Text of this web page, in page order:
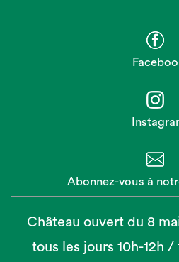
Abonnez-vous à
Château ouvert du 8
tous les jours 10h-12h /